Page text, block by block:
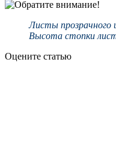
Листы прозрачного
Высота стопки
Оцените статью